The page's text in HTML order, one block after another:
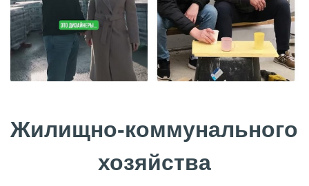
Жилищно-коммунального
хозяйства